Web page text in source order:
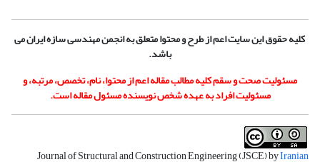
کلیه حقوق این سایت اعم از طرح و محتوا متعلق به انجمن مهندسی سازه ایران می
باشد.
مسئولیت صحت و سقم کلیه مطالب مقاله اعم از محتوا، نام، تخصص، مرتبه، و
مسئولیت افراد به عهده شخص نویسنده مسئول مقاله است.
Journal of Structural and Construction Engineering (JSCE) byIranian